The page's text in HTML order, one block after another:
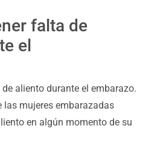
falta de
el
aliento durante el embarazo.
las mujeres embarazadas
en algún momento de su